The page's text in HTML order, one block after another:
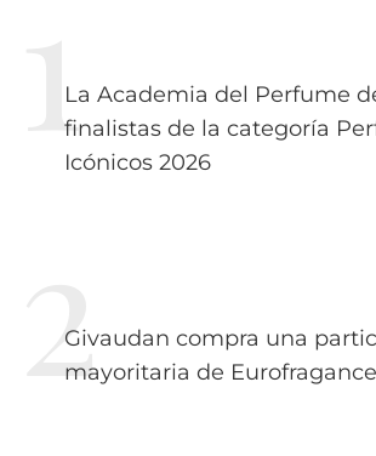
La Academia del Perfume
finalistas de la categoría
Icónicos 2026
Givaudan compra una
mayoritaria de Eurofragance